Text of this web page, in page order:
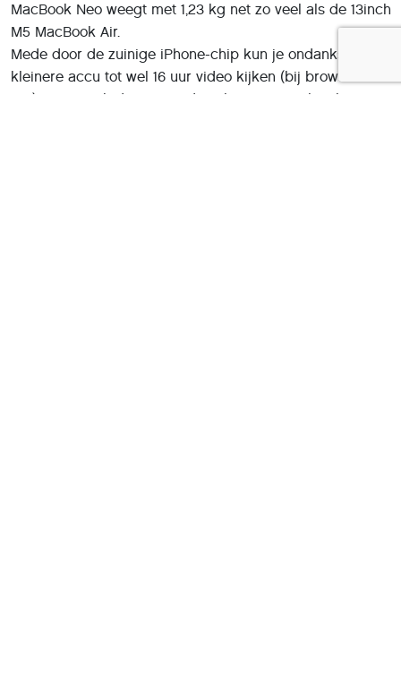
MacBook Neo weegt met 1,23 kg net zo veel als de 13inch
M5 MacBook Air.
Mede door de zuinige iPhone-chip kun je ondanks de
kleinere accu tot wel 16 uur video kijken (bij browsen 11
uur). Fijn is ook dat je met deze laptop geen last kunt